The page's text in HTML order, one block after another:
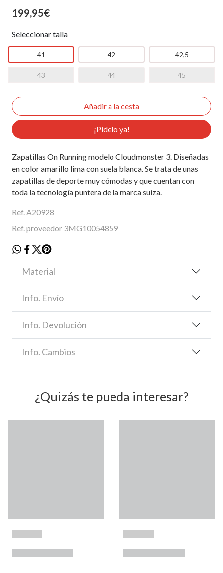
199,95€
Seleccionar talla
41 42 42,5
43 44 45
¡Pídelo ya!
Zapatillas On Running modelo Cloudmonster 3. Diseñadas
en color amarillo lima con suela blanca. Se trata de unas
zapatillas de deporte muy cómodas y que cuentan con
toda la tecnología puntera de la marca suiza.
Ref. A20928
Ref. proveedor 3MG10054859
Material
Info. Envío
Info. Devolución
Info. Cambios
¿Quizás te pueda interesar?